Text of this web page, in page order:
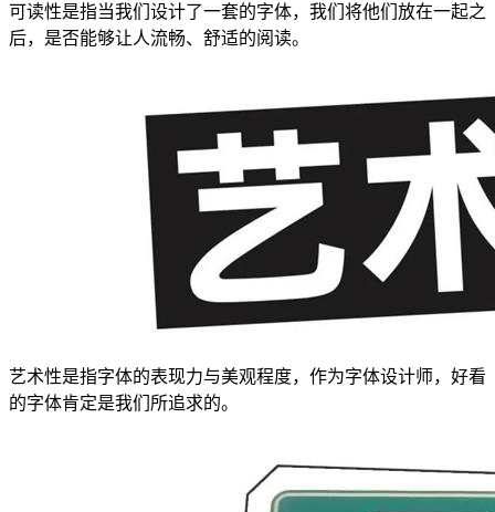
可读性是指当我们设计了一套的字体，我们将他们放在一起之
后，是否能够让人流畅、舒适的阅读。
艺术性是指字体的表现力与美观程度，作为字体设计师，好看
的字体肯定是我们所追求的。